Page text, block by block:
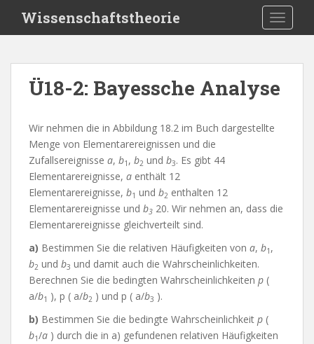
i
Wissenschaftstheorie
Ü18-2: Bayessche Analyse
Wir nehmen die in Abbildung 18.2 im Buch dargestellte
Menge von Elementarereignissen und die
Zufallsereignisse a, b1 , b2 und b3. Es gibt 44
Elementarereignisse, a enthält 12
Elementarereignisse, b1 und b2 enthalten 12
Elementarereignisse und b3 20. Wir nehmen an, dass die
Elementarereignisse gleichverteilt sind.
a) Bestimmen Sie die relativen Häufigkeiten von a, b1 ,
b2 und b3 und damit auch die Wahrscheinlichkeiten.
Berechnen Sie die bedingten Wahrscheinlichkeiten p (
a/b1 ), p ( a/b2 ) und p ( a/b3 ).
b) Bestimmen Sie die bedingte Wahrscheinlichkeit p (
b1/a ) durch die in a) gefundenen relativen Häufigkeiten